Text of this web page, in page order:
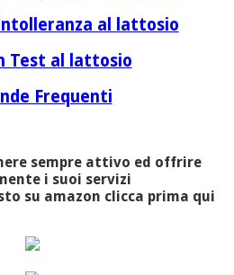
al lattosio
Test al lattosio
Frequenti
sempre attivo ed offrire
i suoi servizi
su amazon clicca prima qui